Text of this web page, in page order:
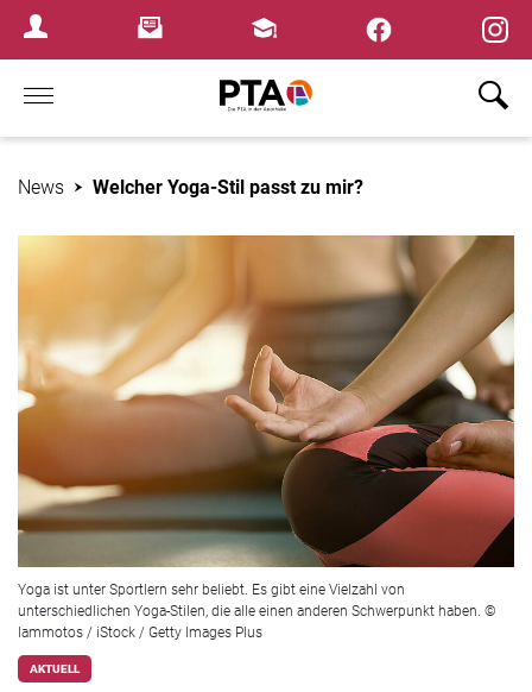
Login MenuNewsletterFortbildungen
Home
News Welcher Yoga-Stil passt zu mir?
Yoga ist unter Sportlern sehr beliebt. Es gibt eine Vielzahl von
unterschiedlichen Yoga-Stilen, die alle einen anderen Schwerpunkt haben. ©
Iammotos / iStock / Getty Images Plus
AKTUELL
×